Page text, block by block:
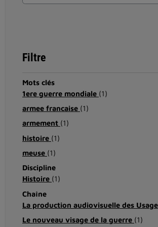
Filtre
Mots clés
1ere guerre mondiale (1)
armee francaise (1)
armement (1)
histoire (1)
meuse (1)
Discipline
Histoire (1)
Chaîne
La production audiovisuelle des
Le nouveau visage de la guerre (1)